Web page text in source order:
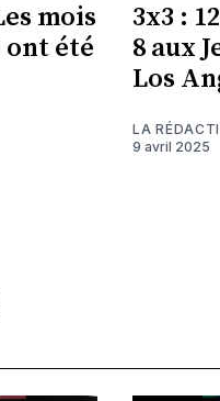
mois
ont été
3x3 :
8 aux
Los
LA
9 avril 2025